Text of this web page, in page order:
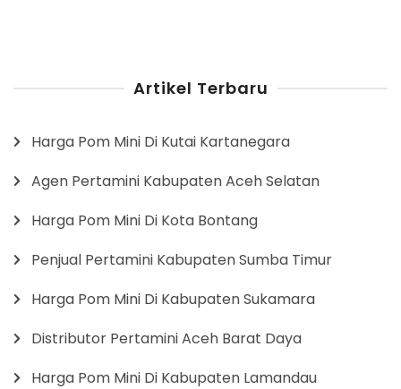
Artikel Terbaru
Harga Pom Mini Di Kutai Kartanegara
Agen Pertamini Kabupaten Aceh Selatan
Harga Pom Mini Di Kota Bontang
Penjual Pertamini Kabupaten Sumba Timur
Harga Pom Mini Di Kabupaten Sukamara
Distributor Pertamini Aceh Barat Daya
Harga Pom Mini Di Kabupaten Lamandau